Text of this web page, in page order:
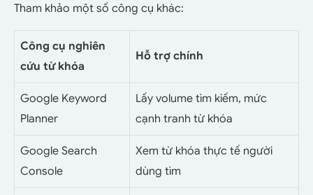
Tham khảo một số công cụ khác:
Công cụ nghiên
cứu từ khóa
Hỗ trợ chính
Google Keyword
Planner
Lấy volume tìm kiếm, mức
cạnh tranh từ khóa
Google Search
Console
Xem từ khóa thực tế người
dùng tìm